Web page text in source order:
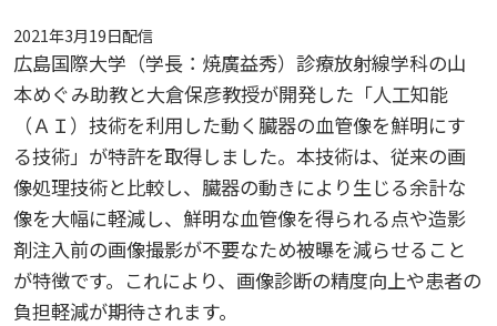
在学生の方 卒業生の方
保護者の方 採用担当の方
大学紹介
広島国際大学の概要
入試情報
2021年3月19日配信
広島国際大学（学長：焼廣益秀）診療放射線学科の山
本めぐみ助教と大倉保彦教授が開発した「人工知能
（ＡＩ）技術を利用した動く臓器の血管像を鮮明にす
る技術」が特許を取得しました。本技術は、従来の画
像処理技術と比較し、臓器の動きにより生じる余計な
像を大幅に軽減し、鮮明な血管像を得られる点や造影
剤注入前の画像撮影が不要なため被曝を減らせること
が特徴です。これにより、画像診断の精度向上や患者の
負担軽減が期待されます。
2025
2024
2023
2022
2026
2025
2024
2023
メディア掲載
2026
2025
2024
プレスリリース
2026
2025
学生の活動
2026
教職員の活動